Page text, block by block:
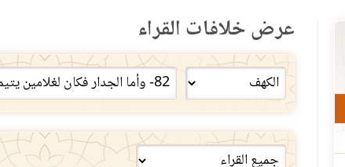
عرض خلافات القراء